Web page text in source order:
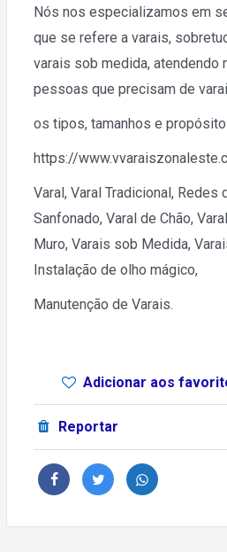
Nós nos especializamos em
que se refere a varais,
varais sob medida, atendendo
pessoas que precisam de
os tipos, tamanhos e
https://
Varal, Varal Tradicional, Redes
Sanfonado, Varal de Chão,
Muro, Varais sob Medida,
Instalação de olho mágico,
Manutenção de Varais.
Adicionar aos
Reportar